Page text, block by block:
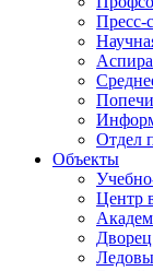
Пресс-
Отдел
Объекты
Центр